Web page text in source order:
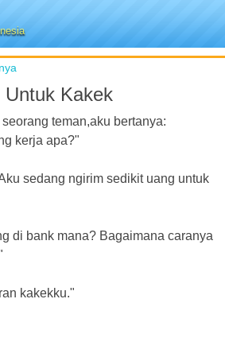
Untuk Kakek
teman,aku bertanya:
kerja apa?"
sedang ngirim sedikit uang untuk
di bank mana? Bagaimana caranya
kakekku."